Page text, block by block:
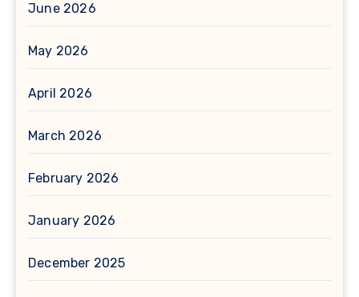
June 2026
May 2026
April 2026
March 2026
February 2026
January 2026
December 2025